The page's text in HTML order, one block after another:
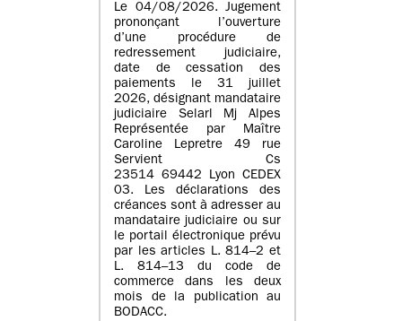
Le 04/08/2026. Jugement
prononçant l’ouverture
d’une procédure de
redressement judiciaire,
date de cessation des
paiements le 31 juillet
2026, désignant mandataire
judiciaire Selarl Mj Alpes
Représentée par Maître
Caroline Lepretre 49 rue
Servient Cs
23514 69442 Lyon CEDEX
03. Les déclarations des
créances sont à adresser au
mandataire judiciaire ou sur
le portail électronique prévu
par les articles L. 814–2 et
L. 814–13 du code de
commerce dans les deux
mois de la publication au
BODACC.